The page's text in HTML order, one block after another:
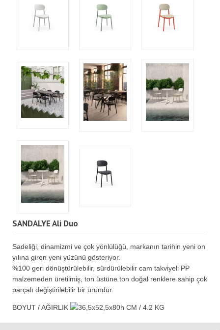
SANDALYE Ali Duo
Sadeliği, dinamizmi ve çok yönlülüğü, markanın tarihin yeni on
yılına giren yeni yüzünü gösteriyor.
%100 geri dönüştürülebilir, sürdürülebilir cam takviyeli PP
malzemeden üretilmiş, ton üstüne ton doğal renklere sahip çok
parçalı değiştirilebilir bir üründür.
BOYUT / AĞIRLIK 36,5x52,5x80h CM / 4.2 KG